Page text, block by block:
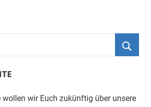
wollen wir Euch zukünftig über unsere